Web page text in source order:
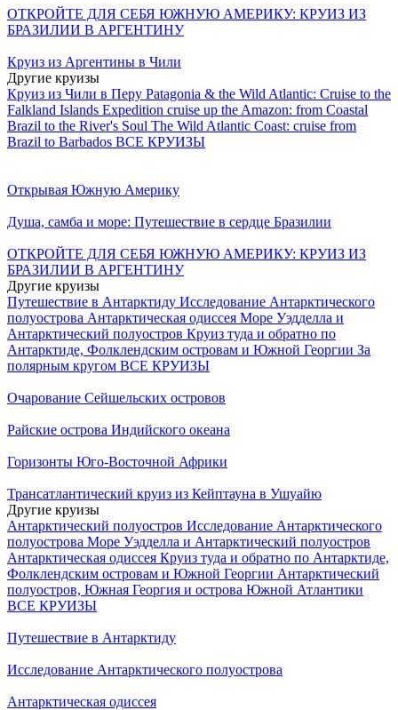
ОТКРОЙТЕ ДЛЯ СЕБЯ ЮЖНУЮ АМЕРИКУ: КРУИЗ ИЗ
БРАЗИЛИИ В АРГЕНТИНУ
Круиз из Аргентины в Чили
Другие круизы
Круиз из Чили в Перу Patagonia & the Wild Atlantic: Cruise to the
Falkland Islands Expedition cruise up the Amazon: from Coastal
Brazil to the River's Soul The Wild Atlantic Coast: cruise from
Brazil to Barbados ВСЕ КРУИЗЫ
Открывая Южную Америку
Душа, самба и море: Путешествие в сердце Бразилии
ОТКРОЙТЕ ДЛЯ СЕБЯ ЮЖНУЮ АМЕРИКУ: КРУИЗ ИЗ
БРАЗИЛИИ В АРГЕНТИНУ
Другие круизы
Путешествие в Антарктиду Исследование Антарктического
полуострова Антарктическая одиссея Море Уэдделла и
Антарктический полуостров Круиз туда и обратно по
Антарктиде, Фолклендским островам и Южной Георгии За
полярным кругом ВСЕ КРУИЗЫ
Очарование Сейшельских островов
Райские острова Индийского океана
Горизонты Юго-Восточной Африки
Трансатлантический круиз из Кейптауна в Ушуайю
Другие круизы
Антарктический полуостров Исследование Антарктического
полуострова Море Уэдделла и Антарктический полуостров
Антарктическая одиссея Круиз туда и обратно по Антарктиде,
Фолклендским островам и Южной Георгии Антарктический
полуостров, Южная Георгия и острова Южной Атлантики
ВСЕ КРУИЗЫ
Путешествие в Антарктиду
Исследование Антарктического полуострова
Антарктическая одиссея